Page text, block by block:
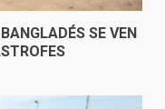
SE VEN